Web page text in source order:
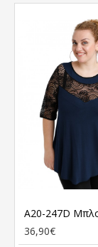
36,90€